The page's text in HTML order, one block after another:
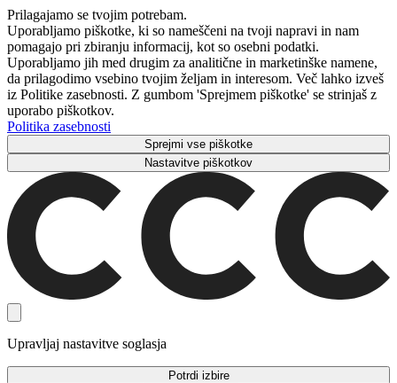
Prilagajamo se tvojim potrebam.
Uporabljamo piškotke, ki so nameščeni na tvoji napravi in ​​nam
pomagajo pri zbiranju informacij, kot so osebni podatki.
Uporabljamo jih med drugim za analitične in marketinške namene,
da prilagodimo vsebino tvojim željam in interesom. Več lahko izveš
iz Politike zasebnosti. Z gumbom 'Sprejmem piškotke' se strinjaš z
uporabo piškotkov.
Politika zasebnosti
Sprejmi vse piškotke
Nastavitve piškotkov
Upravljaj nastavitve soglasja
Potrdi izbire